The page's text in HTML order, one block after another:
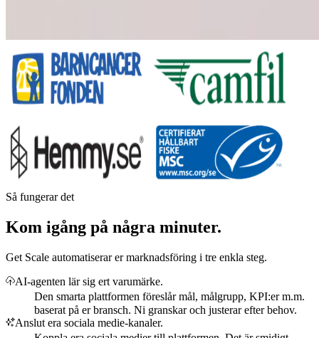
Så fungerar det
Kom igång på några minuter.
Get Scale automatiserar er marknadsföring i tre enkla steg.
AI-agenten lär sig ert varumärke.
Den smarta plattformen föreslår mål, målgrupp, KPI:er m.m.
baserat på er bransch. Ni granskar och justerar efter behov.
Anslut era sociala medie-kanaler.